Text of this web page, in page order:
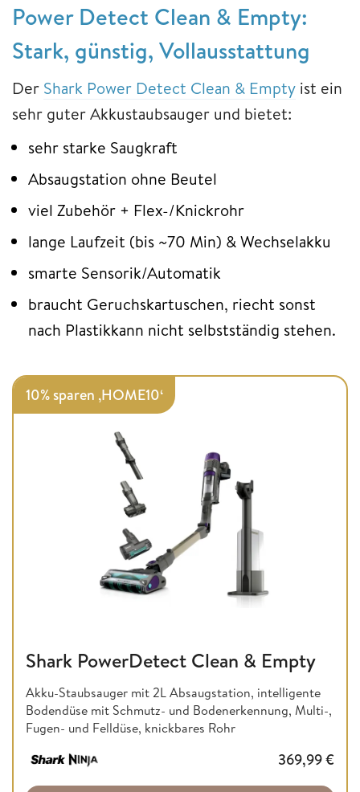
Power Detect Clean & Empty:
Stark, günstig, Vollausstattung
Der Shark Power Detect Clean & Empty ist ein
sehr guter Akkustaubsauger und bietet:
sehr starke Saugkraft
Absaugstation ohne Beutel
viel Zubehör + Flex-/Knickrohr
lange Laufzeit (bis ~70 Min) & Wechselakku
smarte Sensorik/Automatik
braucht Geruchskartuschen, riecht sonst
nach Plastikkann nicht selbstständig stehen.
10% sparen ‚HOME10‘
Shark PowerDetect Clean & Empty
Akku-Staubsauger mit 2L Absaugstation, intelligente
Bodendüse mit Schmutz- und Bodenerkennung, Multi-,
Fugen- und Felldüse, knickbares Rohr
369,99€